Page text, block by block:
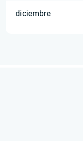
diciembre